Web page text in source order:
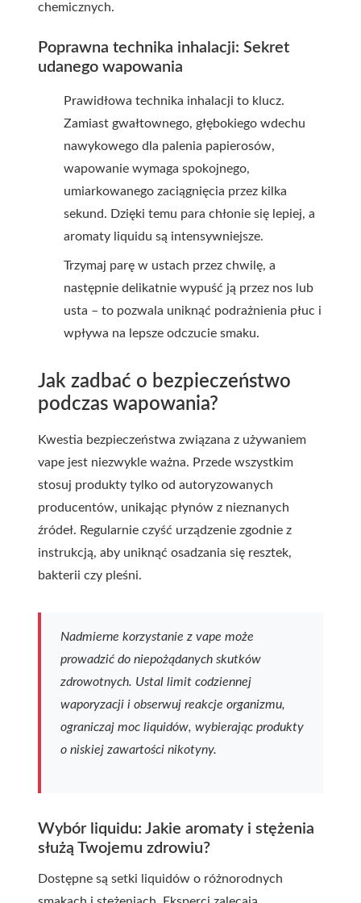
chemicznych.
Poprawna technika inhalacji: Sekret
udanego wapowania
Prawidłowa technika inhalacji to klucz.
Zamiast gwałtownego, głębokiego wdechu
nawykowego dla palenia papierosów,
wapowanie wymaga spokojnego,
umiarkowanego zaciągnięcia przez kilka
sekund. Dzięki temu para chłonie się lepiej, a
aromaty liquidu są intensywniejsze.
Trzymaj parę w ustach przez chwilę, a
następnie delikatnie wypuść ją przez nos lub
usta – to pozwala uniknąć podrażnienia płuc i
wpływa na lepsze odczucie smaku.
Jak zadbać o bezpieczeństwo
podczas wapowania?
Kwestia bezpieczeństwa związana z używaniem
vape jest niezwykle ważna. Przede wszystkim
stosuj produkty tylko od autoryzowanych
producentów, unikając płynów z nieznanych
źródeł. Regularnie czyść urządzenie zgodnie z
instrukcją, aby uniknąć osadzania się resztek,
bakterii czy pleśni.
Nadmierne korzystanie z vape może
prowadzić do niepożądanych skutków
zdrowotnych. Ustal limit codziennej
waporyzacji i obserwuj reakcje organizmu,
ograniczaj moc liquidów, wybierając produkty
o niskiej zawartości nikotyny.
Wybór liquidu: Jakie aromaty i stężenia
służą Twojemu zdrowiu?
Dostępne są setki liquidów o różnorodnych